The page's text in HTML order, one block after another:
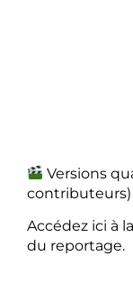
Versions
contributeurs)
Accédez ici à
du reportage.